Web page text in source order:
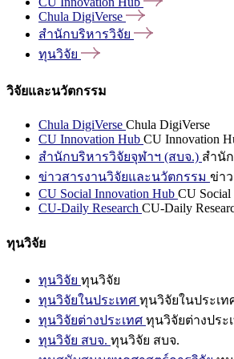
Chula DigiVerse
สำนักบริหารวิจัย
ทุนวิจัย
วิจัยและนวัตกรรม
Chula DigiVerse Chula DigiVerse
CU Innovation Hub CU Innovation
สำนักบริหารวิจัยจุฬาฯ (สบจ.) สำนั
ข่าวสารงานวิจัยและนวัตกรรม ข่า
CU Social Innovation Hub CU
CU-Daily Research CU-Daily
ทุนวิจัย
ทุนวิจัย ทุนวิจัย
ทุนวิจัยในประเทศ ทุนวิจัยในประเท
ทุนวิจัยต่างประเทศ ทุนวิจัยต่างประ
ทุนวิจัย สบจ. ทุนวิจัย สบจ.